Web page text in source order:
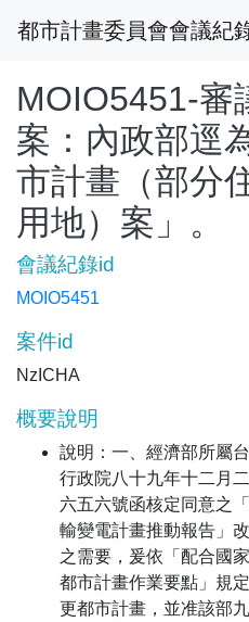
都市計畫委員會會議紀
MOIO5451-審
案：內政部逕
市計畫（部分
用地）案」。
會議紀錄id
MOIO5451
案件id
NzICHA
概要說明
說明：一、經濟部所屬
行政院八十九年十二月
六五六號函核定同意之
輸變電計畫推動報告」
之需要，爰依「配合國
都市計畫作業要點」規
更都市計畫，並准該部